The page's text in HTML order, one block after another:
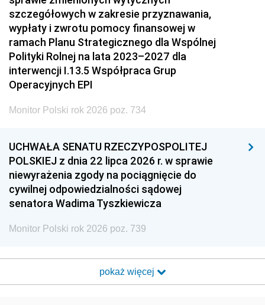
szczegółowych w zakresie przyznawania,
wypłaty i zwrotu pomocy finansowej w
ramach Planu Strategicznego dla Wspólnej
Polityki Rolnej na lata 2023–2027 dla
interwencji I.13.5 Współpraca Grup
Operacyjnych EPI
Monitor Polski rok 2026 poz. 734
UCHWAŁA SENATU RZECZYPOSPOLITEJ
POLSKIEJ z dnia 22 lipca 2026 r. w sprawie
niewyrażenia zgody na pociągnięcie do
cywilnej odpowiedzialności sądowej
senatora Wadima Tyszkiewicza
Monitor Polski rok 2026 poz. 739
pokaż więcej